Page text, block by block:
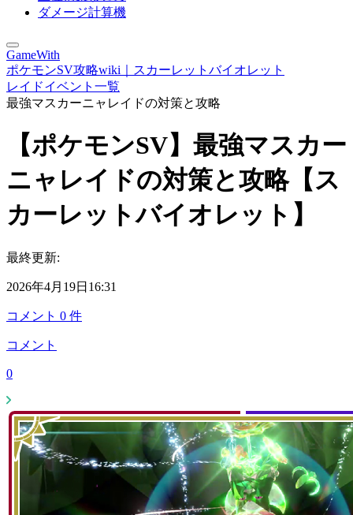
ダメージ計算機
GameWith
ポケモンSV攻略wiki｜スカーレットバイオレット
レイドイベント一覧
最強マスカーニャレイドの対策と攻略
【ポケモンSV】最強マスカー
ニャレイドの対策と攻略【ス
カーレットバイオレット】
最終更新:
2026年4月19日16:31
コメント 0 件
コメント
0